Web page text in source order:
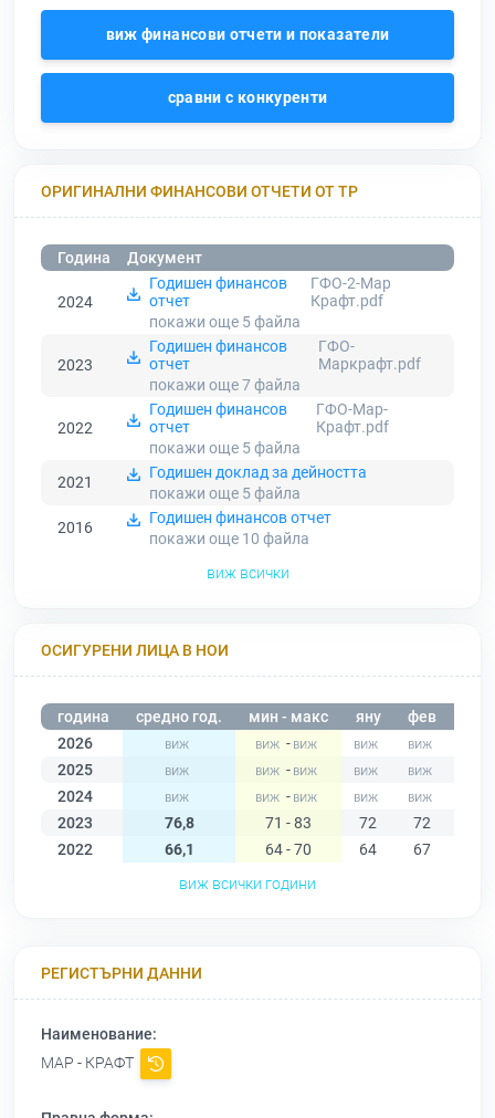
виж финансови отчети и показатели
сравни с конкуренти
ОРИГИНАЛНИ ФИНАНСОВИ ОТЧЕТИ ОТ ТР
Година Документ
2024
Годишен финансов
отчет
ГФО-2-Мар
Крафт.pdf
покажи още 5файла
2023
Годишен финансов
отчет
ГФО-
Маркрафт.pdf
покажи още 7файла
2022
Годишен финансов
отчет
ГФО-Мар-
Крафт.pdf
покажи още 5файла
2021
Годишен доклад за дейността
покажи още 5файла
2016
Годишен финансов отчет
покажи още 10 файла
виж всички
ОСИГУРЕНИ ЛИЦА В НОИ
година средно год. мин - макс яну фев
2026
-
2025
-
2024
-
2023
76,8 71 - 83 72 72
2022
66,1 64 - 70 64 67
виж всички години
РЕГИСТЪРНИ ДАННИ
Наименование:
МАР - КРАФТ